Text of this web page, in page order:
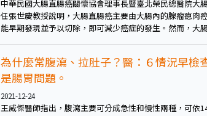
中華民國大腸直腸癌關懷協會理事長暨臺北榮民總醫院大
任張世慶教授說明，大腸直腸癌主要由大腸內的腺瘤瘜肉
能早期發現並予以切除，即可減少癌症的發生。然而，大
為什麼常腹瀉、拉肚子？醫：６情況早檢
是腸胃問題。
2021-12-24
王威傑醫師指出，腹瀉主要可分成急性和慢性兩種，可依